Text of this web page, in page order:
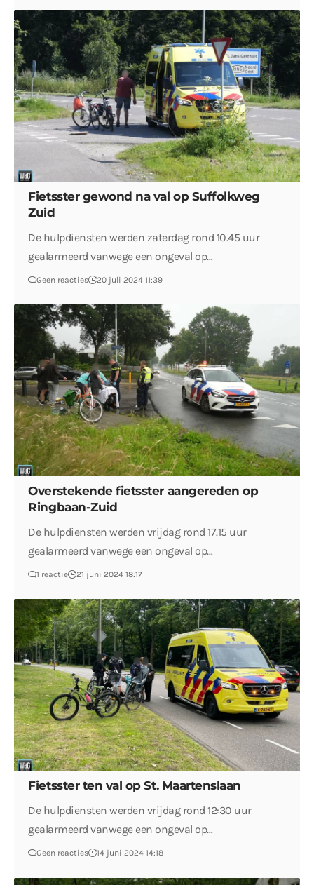
Fietsster gewond na val op Suffolkweg
Zuid
De hulpdiensten werden zaterdag rond 10.45 uur
gealarmeerd vanwege een ongeval op…
Geen reacties 20 juli 2024 11:39
Overstekende fietsster aangereden op
Ringbaan-Zuid
De hulpdiensten werden vrijdag rond 17.15 uur
gealarmeerd vanwege een ongeval op…
1 reactie 21 juni 2024 18:17
Fietsster ten val op St. Maartenslaan
De hulpdiensten werden vrijdag rond 12:30 uur
gealarmeerd vanwege een ongeval op…
Geen reacties 14 juni 2024 14:18